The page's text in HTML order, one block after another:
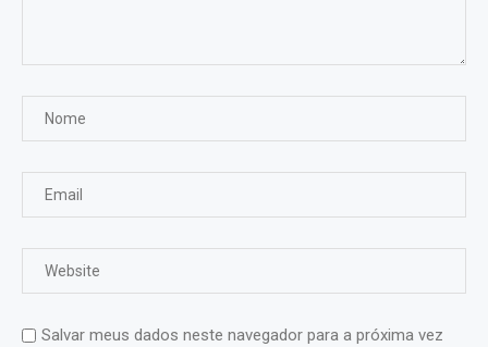
Salvar meus dados neste navegador para a próxima vez